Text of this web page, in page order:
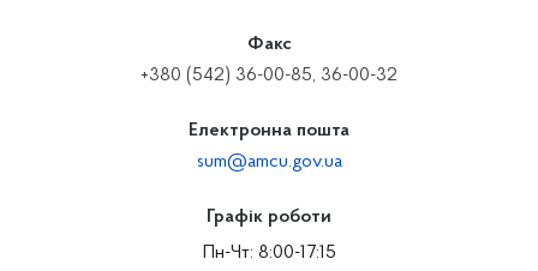
Факс
+380 (542) 36-00-85, 36-00-32
Електронна пошта
sum@amcu.gov.ua
Графік роботи
Пн-Чт: 8:00-17:15